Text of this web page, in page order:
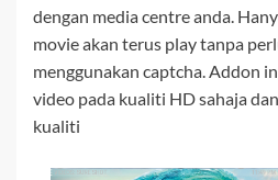
dengan media centre anda.
movie akan terus play tanpa
menggunakan captcha. Addon
video pada kualiti HD sahaja
kualiti